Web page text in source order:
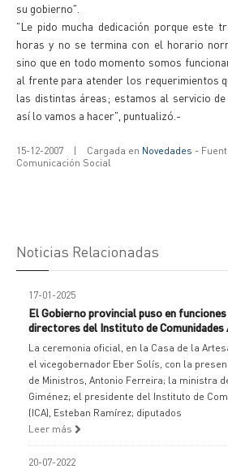
su gobierno".
"Le pido mucha dedicación porque este
horas y no se termina con el horario
sino que en todo momento somos
al frente para atender los requerimientos
las distintas áreas; estamos al servicio
así lo vamos a hacer", puntualizó.-
15-12-2007 | Cargada en Novedades -
Comunicación Social
Noticias Relacionadas
17-01-2025
El Gobierno provincial puso en
directores del Instituto de Comunidades
La ceremonia oficial, en la Casa de la
el vicegobernador Eber Solís, con la
de Ministros, Antonio Ferreira; la ministra
Giménez; el presidente del Instituto de
(ICA), Esteban Ramírez; diputados
Leer más
20-07-2022